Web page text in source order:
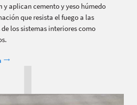
y aplican cemento y yeso húmedo
que resista el fuego a las
los sistemas interiores como